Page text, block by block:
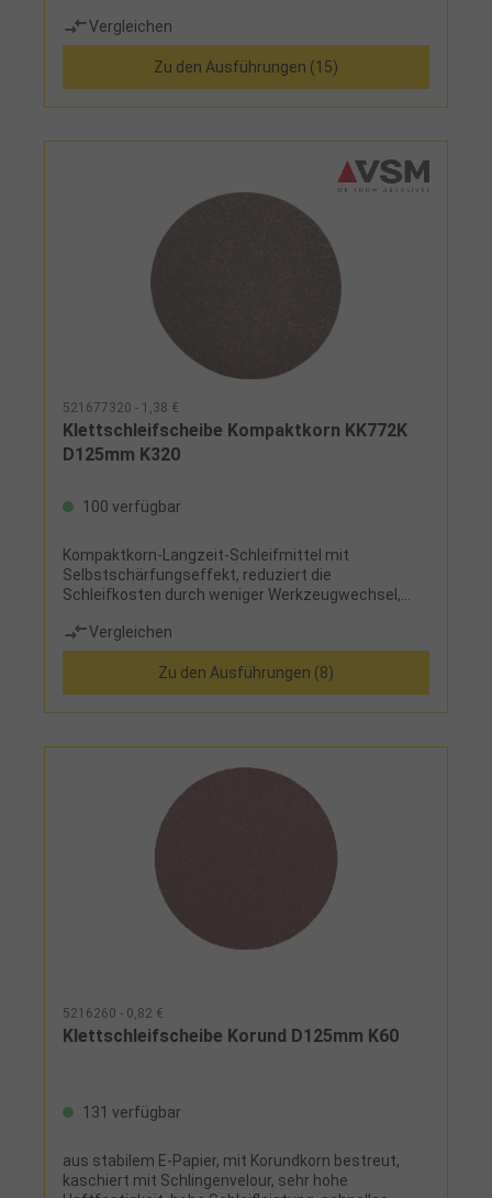
Vergleichen
Zu den Ausführungen (15)
521677320 - 1,38 €
Klettschleifscheibe Kompaktkorn KK772K
D125mm K320
100 verfügbar
Kompaktkorn-Langzeit-Schleifmittel mit
Selbstschärfungseffekt, reduziert die
Schleifkosten durch weniger Werkzeugwechsel,
Oberflächenrauigkeit, sehr lange Standzeit
Vergleichen
Zu den Ausführungen (8)
5216260 - 0,82 €
Klettschleifscheibe Korund D125mm K60
131 verfügbar
aus stabilem E-Papier, mit Korundkorn bestreut,
kaschiert mit Schlingenvelour, sehr hohe